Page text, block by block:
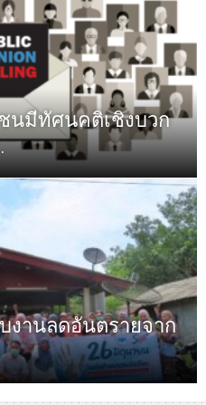
นมีทัศนคติเชิงบวก
านลดอันตรายจาก